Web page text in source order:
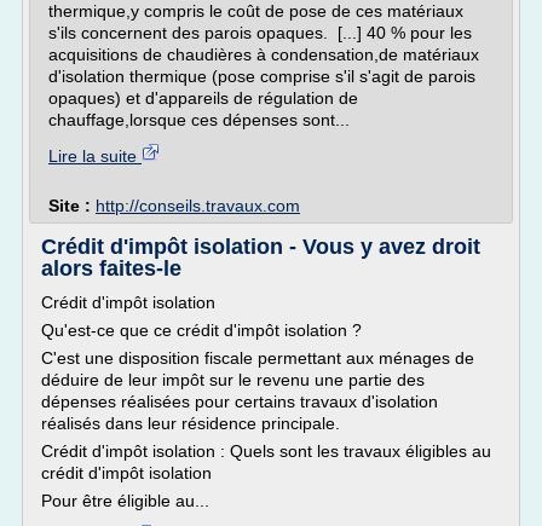
thermique,y compris le coût de pose de ces matériaux
s'ils concernent des parois opaques. [...] 40 % pour les
acquisitions de chaudières à condensation,de matériaux
d'isolation thermique (pose comprise s'il s'agit de parois
opaques) et d'appareils de régulation de
chauffage,lorsque ces dépenses sont...
Lire la suite
Site : http://conseils.travaux.com
Crédit d'impôt isolation - Vous y avez droit
alors faites-le
Crédit d'impôt isolation
Qu'est-ce que ce crédit d'impôt isolation ?
C'est une disposition fiscale permettant aux ménages de
déduire de leur impôt sur le revenu une partie des
dépenses réalisées pour certains travaux d'isolation
réalisés dans leur résidence principale.
Crédit d'impôt isolation : Quels sont les travaux éligibles au
crédit d'impôt isolation
Pour être éligible au...